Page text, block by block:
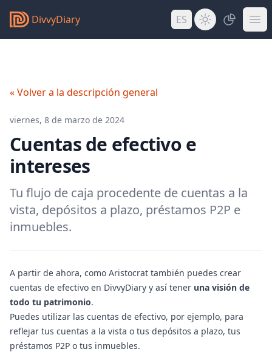
DivvyDiary ES
« Volver a la descripción general
viernes, 8 de marzo de 2024
Cuentas de efectivo e
intereses
Tu flujo de caja procedente de cuentas a la
vista, depósitos a plazo, préstamos P2P e
inmuebles.
A partir de ahora, como Aristocrat también puedes crear
cuentas de efectivo en DivvyDiary y así tener una visión de
todo tu patrimonio.
Puedes utilizar las cuentas de efectivo, por ejemplo, para
reflejar tus cuentas a la vista o tus depósitos a plazo, tus
préstamos P2P o tus inmuebles.